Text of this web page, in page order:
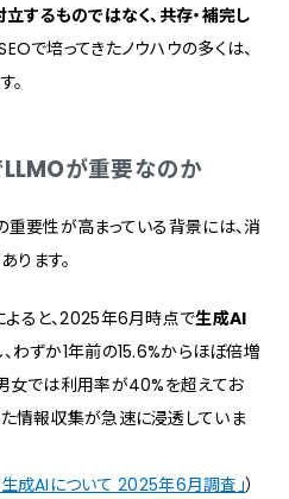
するものではなく、共存・補完し
で培ってきたノウハウの多くは、
。
が重要なのか
重要性が高まっている背景には、消
ます。
ると、2025年6月時点で生成AI
、わずか1年前の15.6%からほぼ倍増
女では利用率が40%を超えてお
情報収集が急速に浸透していま
生成AIについて 2025年6月調査」）